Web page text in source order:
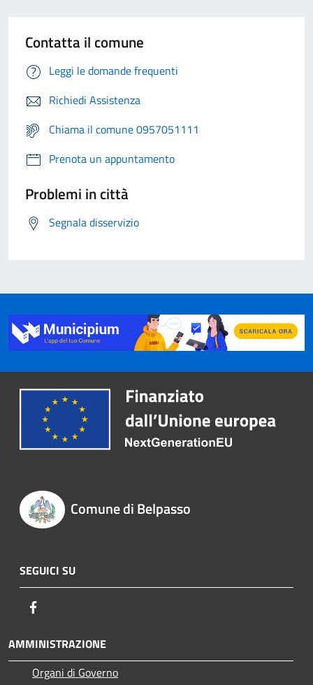
Contatta il comune
Leggi le domande frequenti
Richiedi Assistenza
Chiama il comune 0957051111
Prenota un appuntamento
Problemi in città
Segnala disservizio
Comune di Belpasso
SEGUICI SU
AMMINISTRAZIONE
Organi di Governo